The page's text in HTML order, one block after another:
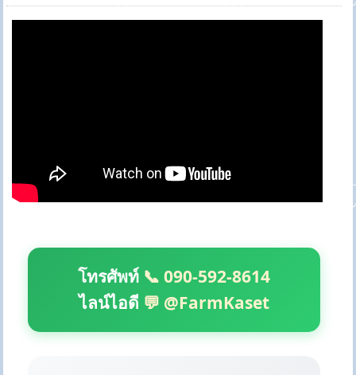
โทรศัพท์ 📞 090-592-8614
ไลน์ไอดี 💬 @FarmKaset